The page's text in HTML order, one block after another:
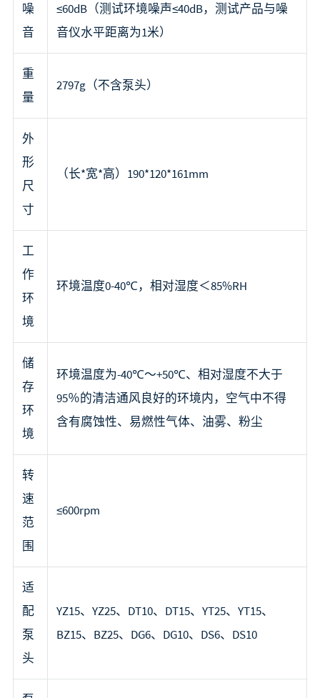
噪
音
≤60dB（测试环境噪声≤40dB，测试产品与噪
音仪水平距离为1米）
重
量
2797g（不含泵头）
外
形
尺
寸
（长*宽*高）190*120*161mm
工
作
环
境
环境温度0-40℃，相对湿度＜85%RH
储
存
环
境
环境温度为-40℃～+50℃、相对湿度不大于
95％的清洁通风良好的环境内，空气中不得
含有腐蚀性、易燃性气体、油雾、粉尘
转
速
范
围
≤600rpm
适
配
泵
头
YZ15、YZ25、DT10、DT15、YT25、YT15、
BZ15、BZ25、DG6、DG10、DS6、DS10